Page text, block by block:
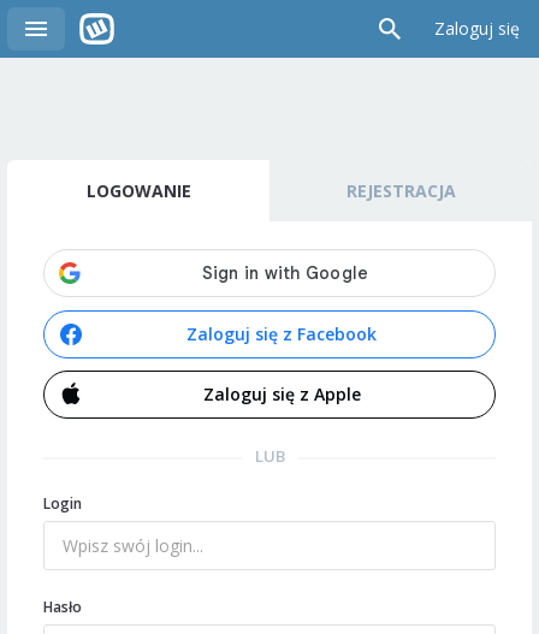
Zaloguj się
LOGOWANIE REJESTRACJA
Zaloguj się z Facebook
Zaloguj się z Apple
LUB
Login
Hasło